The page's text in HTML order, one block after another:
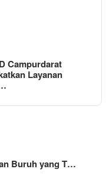
Campurdarat
Layanan
Buruh yang T…